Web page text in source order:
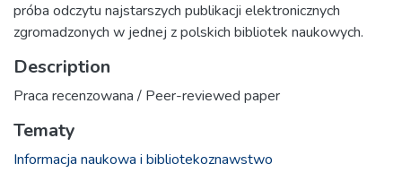
próba odczytu najstarszych publikacji elektronicznych
zgromadzonych w jednej z polskich bibliotek naukowych.
Description
Praca recenzowana / Peer-reviewed paper
Tematy
Informacja naukowa i bibliotekoznawstwo